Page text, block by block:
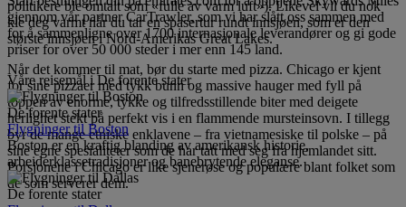
politikere ble omtalt som «fulle av varm luft»). Likevel vil du nok
kle deg varmt når du tar en spasertur rundt innsjøen, som er den
største innsjøen i Nord-Amerikas Great Lakes.
Når det kommer til mat, bør du starte med pizza. Chicago er kjent
for sine pizzaer med tykk bunn og massive hauger med fyll på
toppen av enorme, tykke og tilfredsstillende biter med deigete
herlighet stekt på perfekt vis i en flammende mursteinsovn. I tillegg
byr de mange etniske enklavene – fra vietnamesiske til polske – på
sine egne spesialiteter som de har tatt med seg fra hjemlandet sitt.
Porsjonene i Chicago er like sjenerøse og populære blant folket som
de som serverer dem.
gjennom vår partner CarTrawler, som vi har slått oss sammen med
for å sammenligne over 1700 internasjonale leverandører og gi gode
priser for over 50 000 steder i mer enn 145 land.
Våre reisemål i De forente stater
De forente stater
Flygninger til Boston
Boston er en kraftig blanding av amerikansk historie,
arbeiderklassetradisjoner og banebrytende eleganse.
De forente stater